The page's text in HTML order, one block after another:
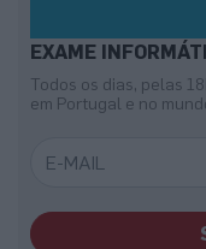
EXAME
Todos os dias, pelas
em Portugal e no